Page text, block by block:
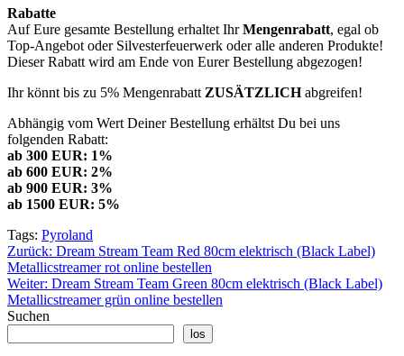
Rabatte
Auf Eure gesamte Bestellung erhaltet IhrMengenrabatt, egal ob
Top-Angebot oder Silvesterfeuerwerk oder alle anderen Produkte!
Dieser Rabatt wird am Ende von Eurer Bestellung abgezogen!
Ihr könnt bis zu 5% Mengenrabatt ZUSÄTZLICHabgreifen!
Abhängig vom Wert Deiner Bestellung erhältst Du bei uns
folgenden Rabatt:
ab 300 EUR: 1%
ab 600 EUR: 2%
ab 900 EUR: 3%
ab 1500 EUR: 5%
Tags: Pyroland
Beitragsnavigation
Zurück: Dream Stream Team Red 80cm elektrisch (Black Label)
Metallicstreamer rot online bestellen
Weiter: Dream Stream Team Green 80cm elektrisch (Black Label)
Metallicstreamer grün online bestellen
Suchen
los